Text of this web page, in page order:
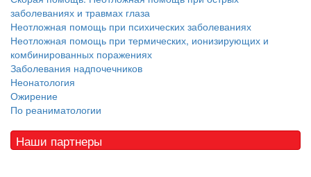
заболеваниях и травмах глаза
Неотложная помощь при психических заболеваниях
Неотложная помощь при термических, ионизирующих и
комбинированных поражениях
Заболевания надпочечников
Неонатология
Ожирение
По реаниматологии
Наши партнеры